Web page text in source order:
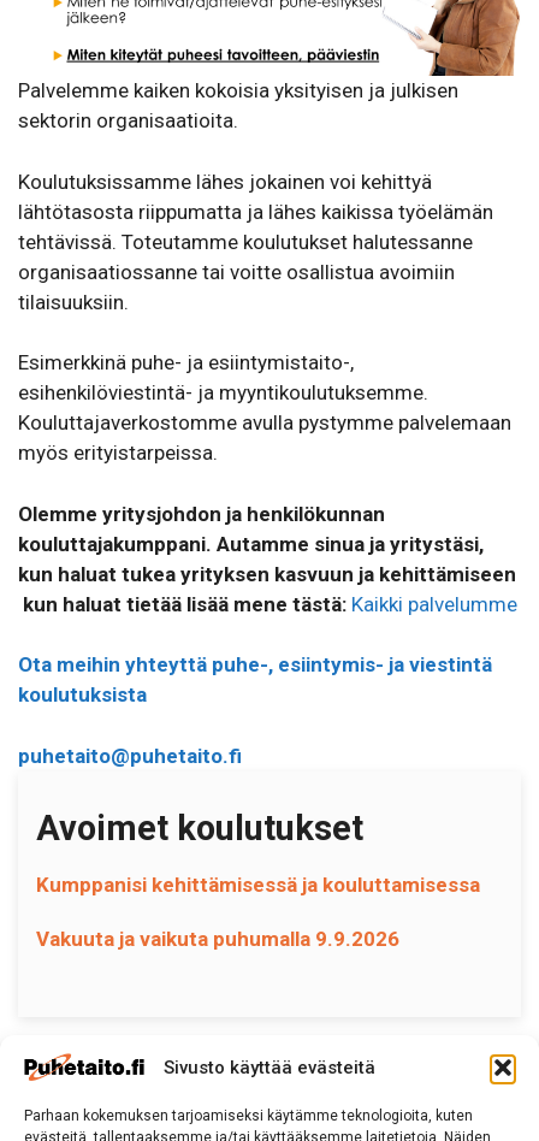
Sivusto käyttää evästeitä
Parhaan kokemuksen tarjoamiseksi käytämme teknologioita, kuten
evästeitä, tallentaaksemme ja/tai käyttääksemme laitetietoja. Näiden
Palvelemme kaiken kokoisia yksityisen ja julkisen
sektorin organisaatioita.
Koulutuksissamme lähes jokainen voi kehittyä
lähtötasosta riippumatta ja lähes kaikissa työelämän
tehtävissä. Toteutamme koulutukset halutessanne
organisaatiossanne tai voitte osallistua avoimiin
tilaisuuksiin.
Esimerkkinä puhe- ja esiintymistaito-,
esihenkilöviestintä- ja myyntikoulutuksemme.
Kouluttajaverkostomme avulla pystymme palvelemaan
myös erityistarpeissa.
Olemme yritysjohdon ja henkilökunnan
kouluttajakumppani. Autamme sinua ja yritystäsi,
kun haluat tukea yrityksen kasvuun ja kehittämiseen
kun haluat tietää lisää mene tästä: Kaikki palvelumme
Ota meihin yhteyttä puhe-, esiintymis- ja viestintä
koulutuksista
puhetaito@puhetaito.fi
Avoimet koulutukset
Kumppanisi kehittämisessä ja kouluttamisessa
Vakuuta ja vaikuta puhumalla 9.9.2026
Puhetaito